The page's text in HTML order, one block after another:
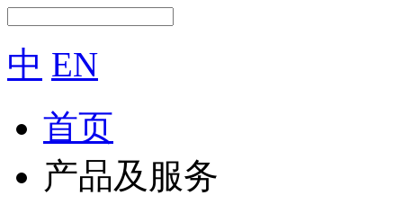
中 EN
首页
产品及服务